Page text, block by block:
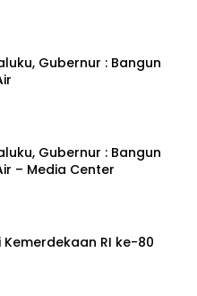
Gubernur : Bangun
Gubernur : Bangun
– Media Center
Kemerdekaan RI ke-80